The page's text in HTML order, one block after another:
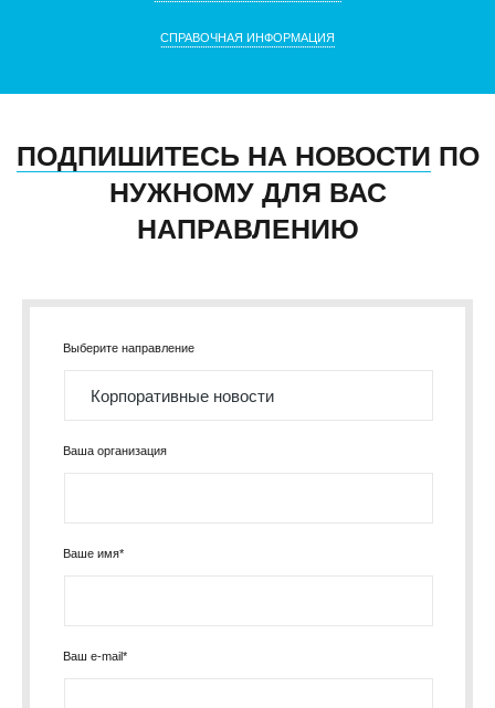
СПРАВОЧНАЯ ИНФОРМАЦИЯ
ПОДПИШИТЕСЬ НА НОВОСТИ ПО
НУЖНОМУ ДЛЯ ВАС
НАПРАВЛЕНИЮ
Выберите направление
Ваша организация
Ваше имя*
Ваш e-mail*